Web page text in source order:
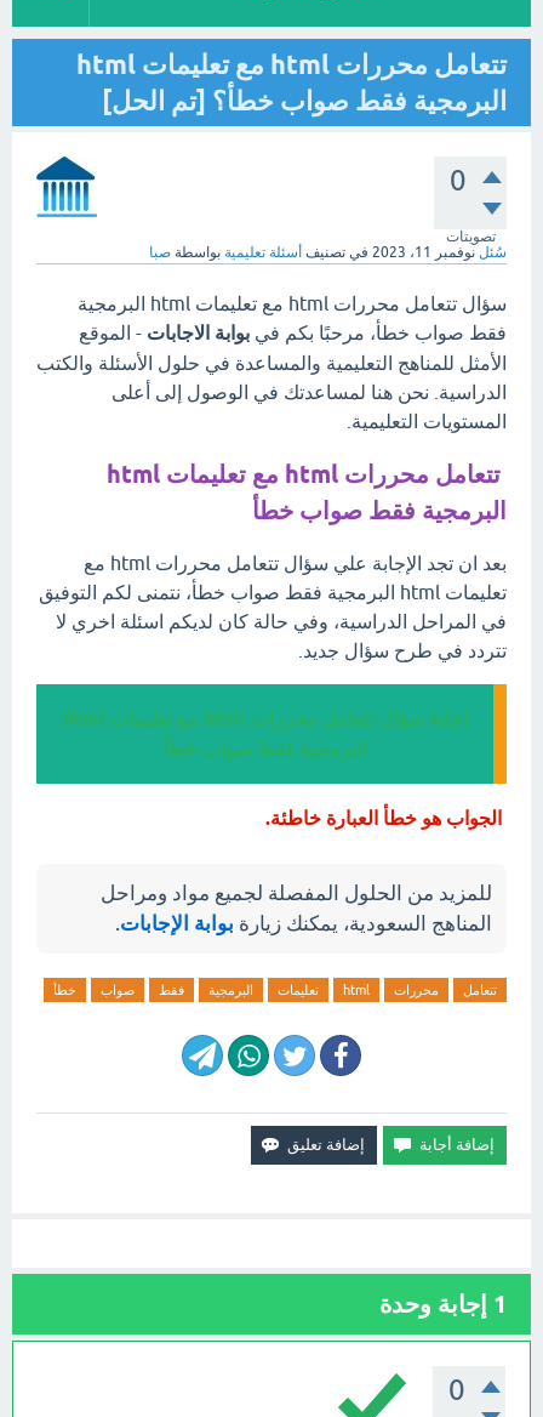
تتعامل محررات html مع تعليمات html
البرمجية فقط صواب خطأ؟ [تم الحل]
0
تصويتات
سُئل نوفمبر 11، 2023 في تصنيف أسئلة تعليمية بواسطة صبا
سؤال تتعامل محررات html مع تعليمات html البرمجية
فقط صواب خطأ، مرحبًا بكم في بوابة الاجابات - الموقع
الأمثل للمناهج التعليمية والمساعدة في حلول الأسئلة والكتب
الدراسية. نحن هنا لمساعدتك في الوصول إلى أعلى
المستويات التعليمية.
تتعامل محررات html مع تعليمات html
البرمجية فقط صواب خطأ
بعد ان تجد الإجابة علي سؤال تتعامل محررات html مع
تعليمات html البرمجية فقط صواب خطأ، نتمنى لكم التوفيق
في المراحل الدراسية، وفي حالة كان لديكم اسئلة اخري لا
تتردد في طرح سؤال جديد.
إجابة سؤال تتعامل محررات html مع تعليمات html
البرمجية فقط صواب خطأ
الجواب هو خطأ العبارة خاطئة.
للمزيد من الحلول المفصلة لجميع مواد ومراحل
المناهج السعودية، يمكنك زيارة بوابة الإجابات.
تتعامل محررات html تعليمات البرمجية فقط صواب خطأ
1 إجابة وحدة
0